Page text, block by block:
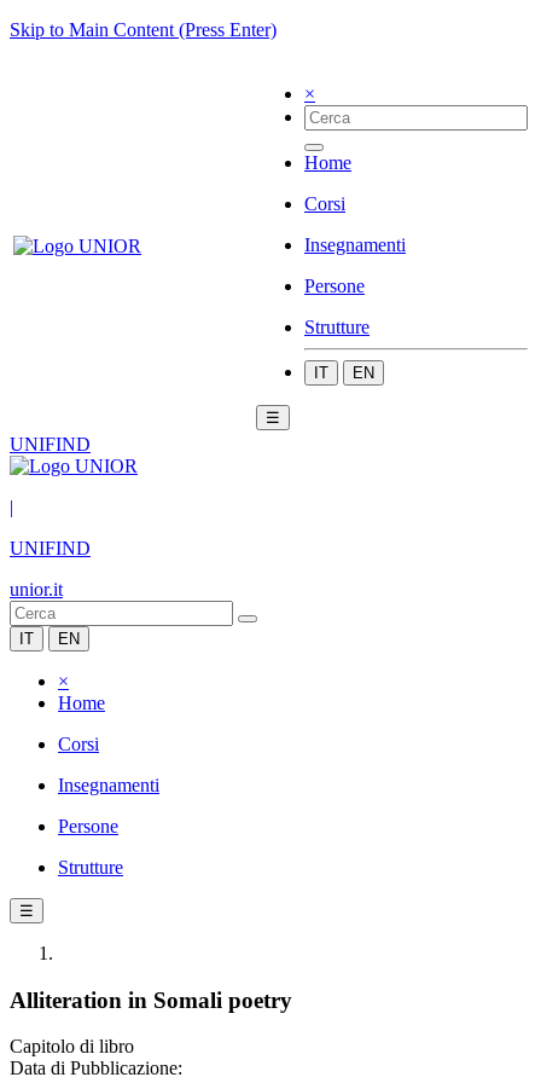
Skip to Main Content (Press Enter)
×
Home
Corsi
Insegnamenti
Persone
Strutture
IT EN
☰
UNIFIND
|
UNIFIND
unior.it
IT EN
×
Home
Corsi
Insegnamenti
Persone
Strutture
☰
Alliteration in Somali poetry
Capitolo di libro
Data di Pubblicazione: